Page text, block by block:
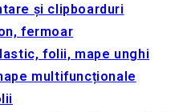
și clipboarduri
fermoar
folii, mape unghi
multifuncționale